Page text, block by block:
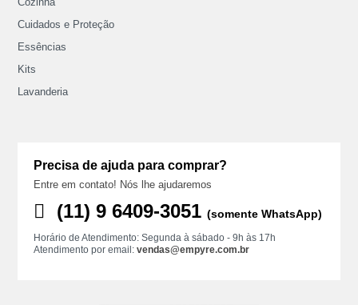
Cuidados e Proteção
Essências
Kits
Lavanderia
Precisa de ajuda para comprar?
Entre em contato! Nós lhe ajudaremos
(11) ‪9 6409‑3051(somente WhatsApp)
Horário de Atendimento: Segunda à sábado - 9h às 17h
Atendimento por email:vendas@empyre.com.br